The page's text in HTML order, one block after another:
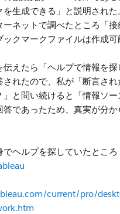
生成できる」と説明された
ーネットで調べたところ「
ックマークファイルは作成
伝えたら「ヘルプで情報を
されたので、私が「断言さ
」と問い続けると「情報ソー
答であったため、真実が分か
でヘルプを探していたところ
current/pro/